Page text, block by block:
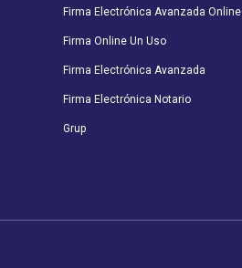
Firma Electrónica Avanzada Online
Firma Online Un Uso
Firma Electrónica Avanzada
Firma Electrónica Notario
Grup